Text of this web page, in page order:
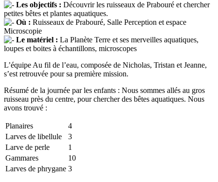
Les objectifs : Découvrir les ruisseaux de Prabouré et chercher
petites bêtes et plantes aquatiques.
Où : Ruisseaux de Prabouré, Salle Perception et espace
Microscopie
Le matériel : La Planète Terre et ses merveilles aquatiques,
loupes et boites à échantillons, microscopes
L’équipe Au fil de l’eau, composée de Nicholas, Tristan et Jeanne,
s’est retrouvée pour sa première mission.
Résumé de la journée par les enfants : Nous sommes allés au gros
ruisseau près du centre, pour chercher des bêtes aquatiques. Nous
avons trouvé :
Planaires
4
Larves de libellule
3
Larve de perle
1
Gammares
10
Larves de phrygane 3